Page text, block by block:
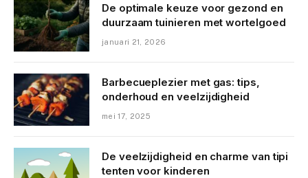
De optimale keuze voor gezond en
duurzaam tuinieren met wortelgoed
januari 21, 2026
Barbecueplezier met gas: tips,
onderhoud en veelzijdigheid
mei 17, 2025
De veelzijdigheid en charme van tipi
tenten voor kinderen